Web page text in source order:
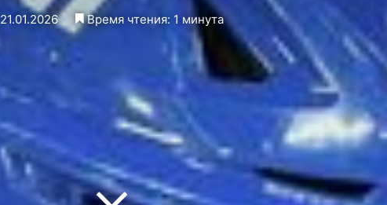
21.01.2026 Время чтения: 1 минута